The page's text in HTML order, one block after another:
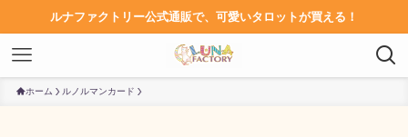
ルナファクトリー公式通販で、可愛いタロットが買える！
ホーム ルノルマンカード